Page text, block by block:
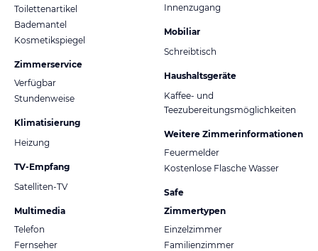
Toilettenartikel
Bademantel
Kosmetikspiegel
Zimmerservice
Verfügbar
Stundenweise
Klimatisierung
Heizung
TV-Empfang
Satelliten-TV
Multimedia
Telefon
Fernseher
Innenzugang
Mobiliar
Schreibtisch
Haushaltsgeräte
Kaffee- und
Teezubereitungsmöglichkeiten
Weitere Zimmerinformationen
Feuermelder
Kostenlose Flasche Wasser
Safe
Zimmertypen
Einzelzimmer
Familienzimmer